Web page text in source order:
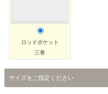
ロッドポケット
三巻
サイズをご指定ください